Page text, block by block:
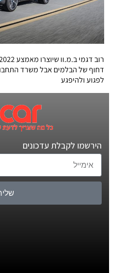
דחוף של הבלמים אבל משרד
לפגוע ולהיפגע
הירשמו לקבלת עדכונים